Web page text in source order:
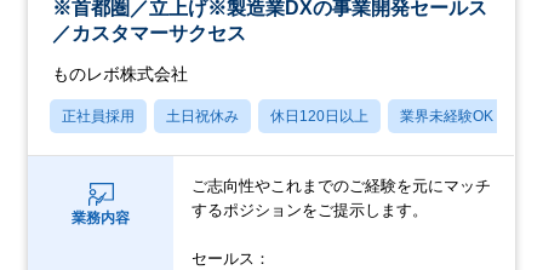
※首都圏／立上げ※製造業DXの事業開発セールス
／カスタマーサクセス
ものレボ株式会社
正社員採用 土日祝休み 休日120日以上 業界未経験OK
業務内容
ご志向性やこれまでのご経験を元にマッチ
するポジションをご提示します。
セールス：